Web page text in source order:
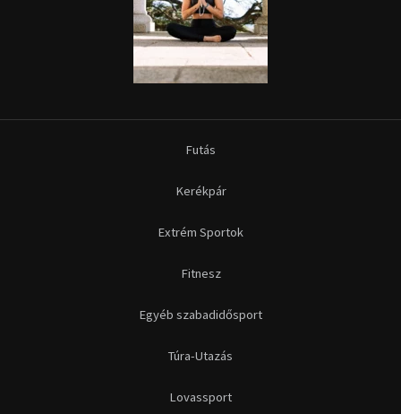
Futás
Kerékpár
Extrém Sportok
Fitnesz
Egyéb szabadidősport
Túra-Utazás
Lovassport